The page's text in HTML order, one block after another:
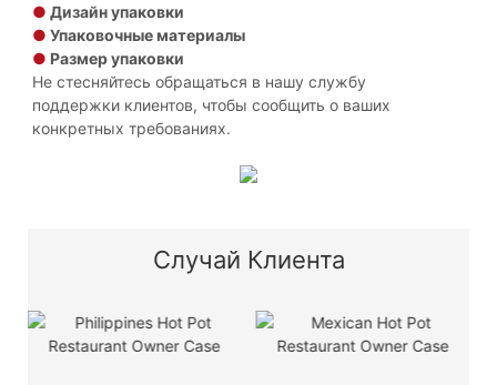
●Дизайн упаковки
●Упаковочные материалы
● Размер упаковки
Не стесняйтесь обращаться в нашу службу
поддержки клиентов, чтобы сообщить о ваших
конкретных требованиях.
Случай Клиента